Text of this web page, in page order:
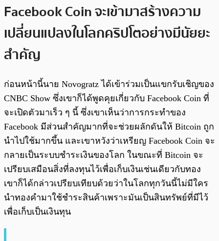
Facebook Coin จะเข้ามาสร้างความ
เปลี่ยนแปลงในโลกคริปโตอย่างมีนัยยะ
สำคัญ
ก่อนหน้านี้นาย Novogratz ได้เข้าร่วมเป็นแขกรับเชิญของ
CNBC Show ซึ่งเขาก็ได้พูดคุยเกี่ยวกับ Facebook Coin ที่
จะเปิดตัวมาเร็ว ๆ นี้ ซึ่งเขาเห็นว่าการกระทำของ
Facebook มีส่วนสำคัญมากที่จะช่วยผลักดันให้ Bitcoin ถูก
นำไปใช้มากขึ้น และเขาหวังว่าเหรียญ Facebook Coin จะ
กลายเป็นระบบชำระเงินของโลก ในขณะที่ Bitcoin จะ
เปรียบเสมือนสิ่งที่ลงทุนไว้เพื่อเก็บเงินเช่นเดียวกับทอง
เขาก็ได้กล่าวเปรียบเทียบด้วยว่าในโลกทุกวันนี้ไม่มีใคร
นำทองคำมาใช้ชำระสินค้าเพราะมันเป็นสินทรัพย์ที่มีไว้
เพื่อเก็บเป็นเงินทุน